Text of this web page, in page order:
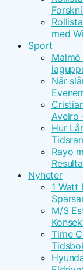
med
Sport
När
Aveiro
Hur
Rayo
Nyheter
1 Watt
M/S
Time